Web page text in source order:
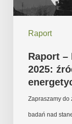
Raport
grzewcze,
stan
energetyczny,
inwestycyjne
Raport –
2025:
Zapraszamy do
badań nad